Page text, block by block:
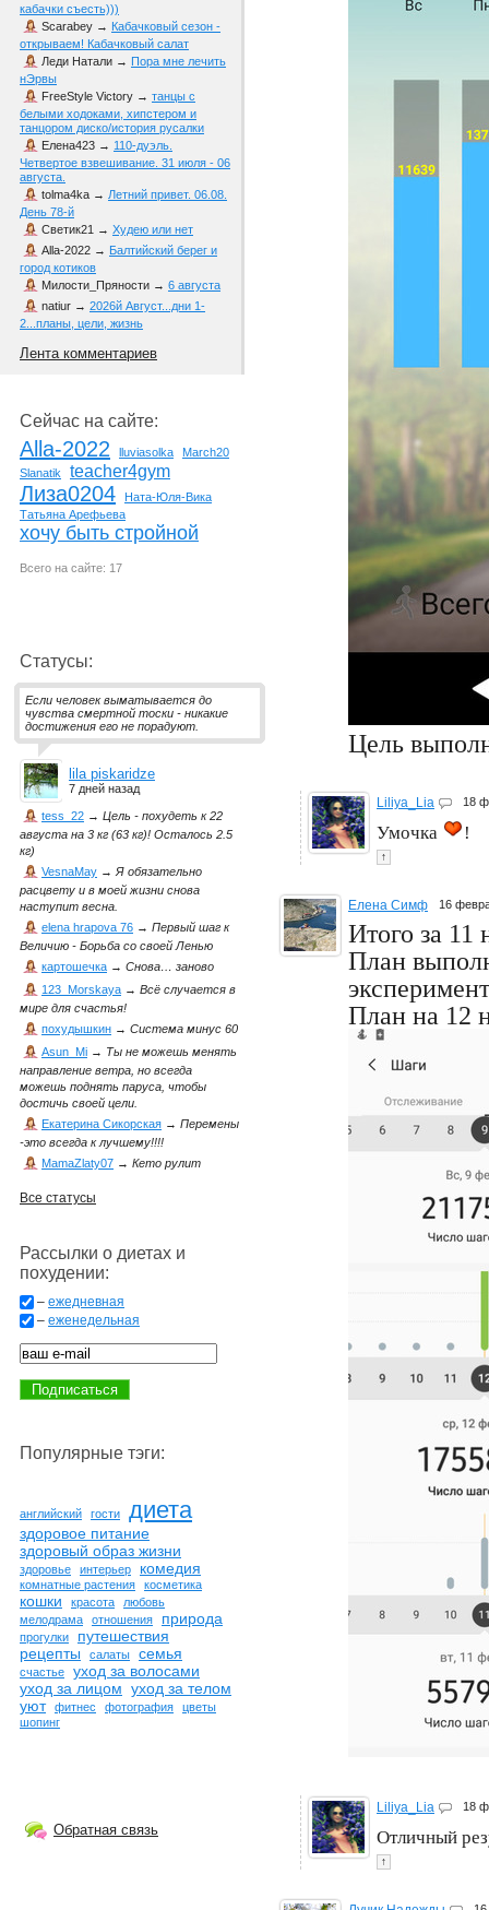
Цель
Liliya_Lia 18
Умочка !
↑
Елена Симф 16
Итого за 11
План
План на 12
Liliya_Lia 18
Отличный
↑
кабачки съесть)))
Scarabey → Кабачковый сезон -
открываем! Кабачковый салат
Леди Натали → Пора мне лечить
нЭрвы
FreeStyle Victory → танцы с
белыми ходоками, хипстером и
танцором диско/история русалки
Елена423 → 110-дуэль.
Четвертое взвешивание. 31 июля - 06
августа.
tolma4ka → Летний привет. 06.08.
День 78-й
Светик21 → Худею или нет
Alla-2022 → Балтийский берег и
город котиков
Милости_Пряности → 6 августа
natiur → 2026й Август...дни 1-
2...планы, цели, жизнь
Лента комментариев
Сейчас на сайте:
Alla-2022 lluviasolka
March20
Slanatik
teacher4gym
Лиза0204
Ната-Юля-Вика
Татьяна Арефьева
хочу быть стройной
Всего на сайте: 17
Статусы:
Если человек выматывается до
чувства смертной тоски - никакие
достижения его не порадуют.
lila piskaridze
7 дней назад
tess_22 → Цель - похудеть к 22
августа на 3 кг (63 кг)! Осталось 2.5
кг)
VesnaMay →Я обязательно
расцвету и в моей жизни снова
наступит весна.
elena hrapova 76 → Первый шаг к
Величию - Борьба со своей Ленью
картошечка → Снова… заново
123_Morskaya → Всё случается в
мире для счастья!
похудышкин → Система минус 60
Asun_Mi → Ты не можешь менять
направление ветра, но всегда
можешь поднять паруса, чтобы
достичь своей цели.
Екатерина Сикорская → Перемены
-это всегда к лучшему!!!!
MamaZlaty07 → Кето рулит
Все статусы
Рассылки о диетах и
похудении:
– ежедневная
– еженедельная
Популярные тэги:
английский гости диета
здоровое питание
здоровый образ жизни
здоровье интерьер комедия
комнатные растения косметика
кошки красота
любовь
мелодрама
отношения природа
прогулки
путешествия
рецепты
салаты семья
счастье
уход за волосами
уход за лицом уход за телом
уют
фитнес фотография
цветы
шопинг
Обратная связь